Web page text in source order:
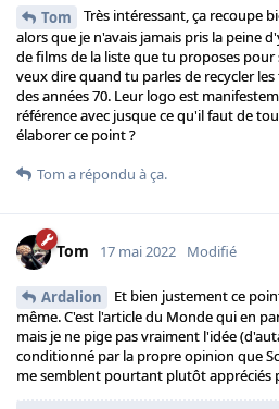
Tom Très intéressant, ça recoupe
alors que je n'avais jamais pris la peine
de films de la liste que tu proposes
veux dire quand tu parles de recycler
des années 70. Leur logo est
référence avec jusque ce qu'il faut de
élaborer ce point ?
Tom a répondu à ça.
Tom 17 mai 2022 Modifié
Ardalion
Et bien justement ce
même. C'est l'article du Monde qui en
mais je ne pige pas vraiment l'idée
conditionné par la propre opinion que
me semblent pourtant plutôt appréciés